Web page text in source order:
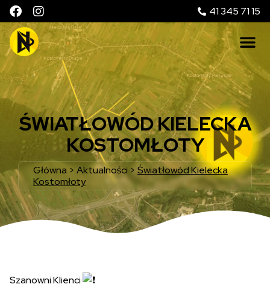
41 345 71 15
ŚWIATŁOWÓD KIELECKA
KOSTOMŁOTY
Główna > Aktualności > Światłowód Kielecka
Kostomłoty
Szanowni Klienci